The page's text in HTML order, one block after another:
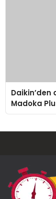
Daikin’den
Madoka